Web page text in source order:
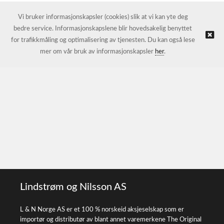
Lindstrøm og Nilsson AS
L & N Norge AS er et 100 % norskeid aksjeselskap som er
importør og distributør av blant annet varemerkene The Original
Vi bruker informasjonskapsler (cookies) slik at vi kan yte deg
bedre service. Informasjonskapslene blir hovedsakelig benyttet
for trafikkmåling og optimalisering av tjenesten. Du kan også lese
mer om vår bruk av informasjonskapsler her.